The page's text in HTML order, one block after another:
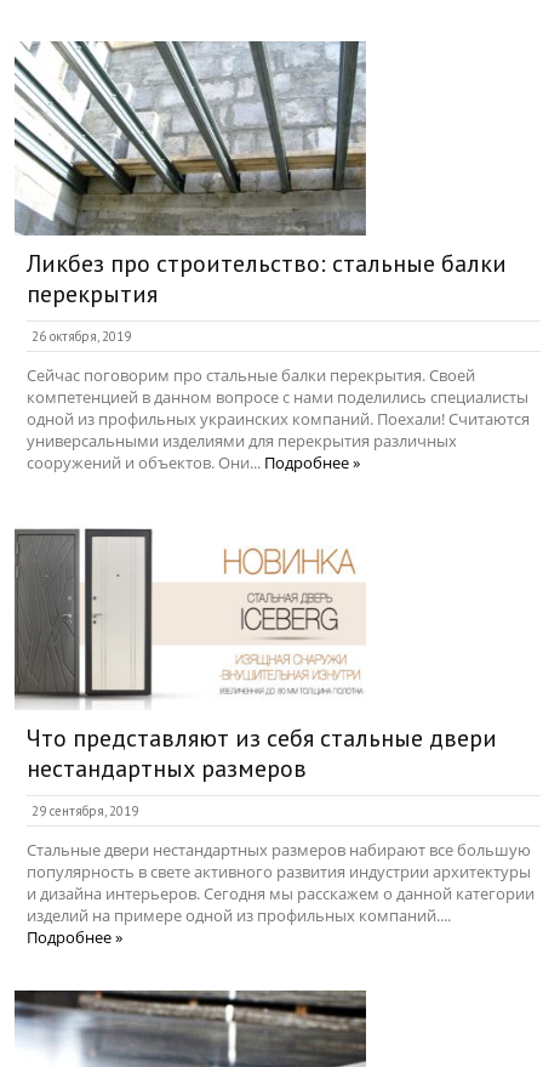
Ликбез про строительство: стальные балки
перекрытия
26 октября, 2019
Сейчас поговорим про стальные балки перекрытия. Своей
компетенцией в данном вопросе с нами поделились специалисты
одной из профильных украинских компаний. Поехали! Считаются
универсальными изделиями для перекрытия различных
сооружений и объектов. Они... Подробнее »
Что представляют из себя стальные двери
нестандартных размеров
29 сентября, 2019
Стальные двери нестандартных размеров набирают все большую
популярность в свете активного развития индустрии архитектуры
и дизайна интерьеров. Сегодня мы расскажем о данной категории
изделий на примере одной из профильных компаний....
Подробнее »